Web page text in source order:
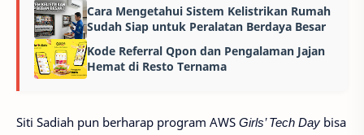
Cara Mengetahui Sistem Kelistrikan Rumah
Sudah Siap untuk Peralatan Berdaya Besar
Kode Referral Qpon dan Pengalaman Jajan
Hemat di Resto Ternama
Siti Sadiah pun berharap program AWS Girls’ Tech Day bisa